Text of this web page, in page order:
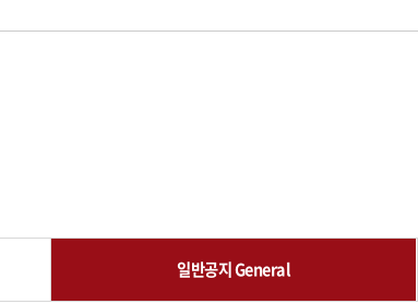
Graduate
일반공지 General